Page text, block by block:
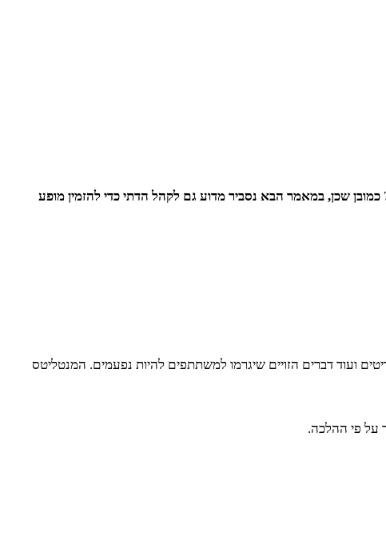
שכן, במאמר הבא נסביר מדוע גם לקהל הדתי כדי להזמין מופע
ועוד דברים הזויים שיגרמו למשתתפים להיות נפעמים. המנטליטס
על פי ההלכה.